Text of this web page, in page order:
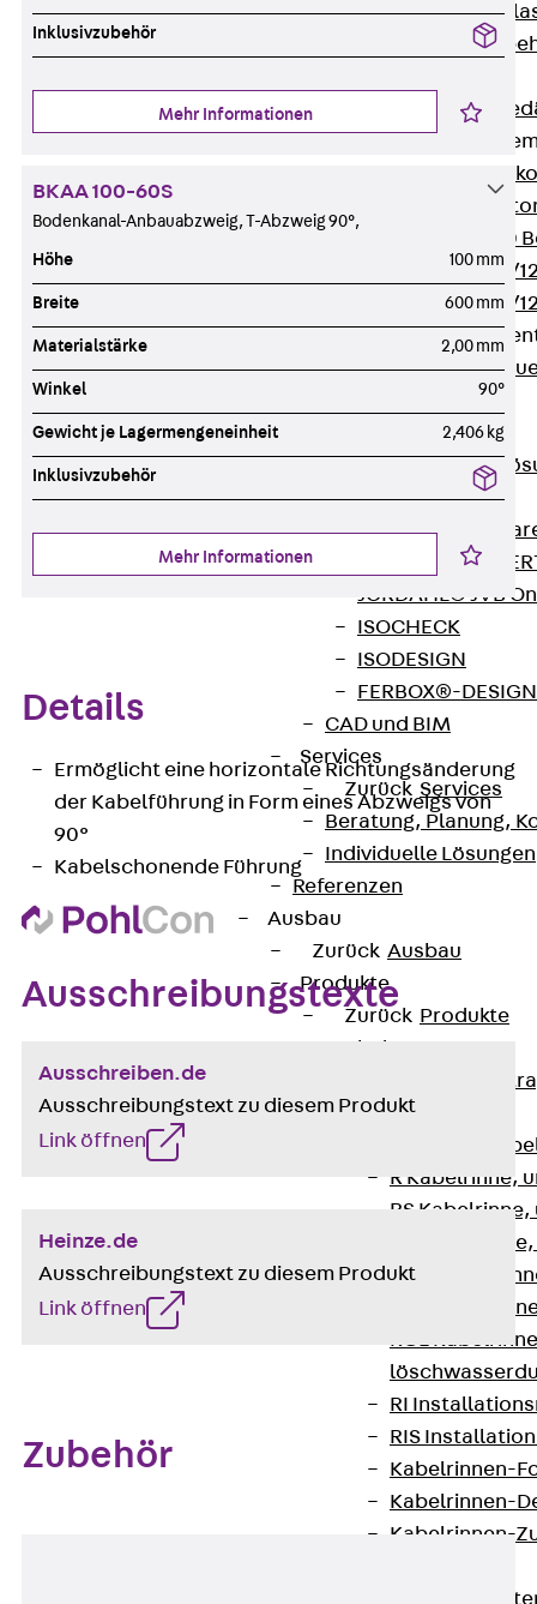
ISOPRO®
ISOPRO® 120
ISOPRO® 80/
ISOPRO® 80/
Zurück
ISOMUR®
Digitale Lösungen
Digitale
Software
Zurück
JORDAHL®
JORDAHL® JVB
ISOCHECK
ISODESIGN
FERBOX®-
CAD und BIM
Services
Zurück Services
Beratung, Planung,
Individuelle Lösungen
Referenzen
Ausbau
Zurück Ausbau
Produkte
Zurück Produkte
Kabeltragsysteme
Kabelrinnen
R Kabelrinne,
RS
RG
RGM
RGS
RGL
RI
RIS
Kabelrinnen-
Kabelrinnen-
Kabelrinnen-
Inklusivzubehör
Mehr Informationen
BKAA 100-60S
Bodenkanal-Anbauabzweig, T-Abzweig 90°,
Höhe 100 mm
Breite 600 mm
Materialstärke 2,00 mm
Winkel 90°
Gewicht je Lagermengeneinheit 2,406 kg
Inklusivzubehör
Mehr Informationen
Details
Ermöglicht eine horizontale Richtungsänderung
der Kabelführung in Form eines Abzweigs von
90°
Kabelschonende Führung
Ausschreibungstexte
Ausschreiben.de
Ausschreibungstext zu diesem Produkt
Link öffnen
Heinze.de
Ausschreibungstext zu diesem Produkt
Link öffnen
Zubehör